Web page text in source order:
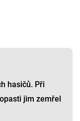
hasičů. Při
jim zemřel